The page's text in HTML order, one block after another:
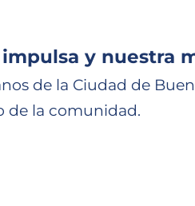
y nuestra
de la Ciudad de
de la comunidad.